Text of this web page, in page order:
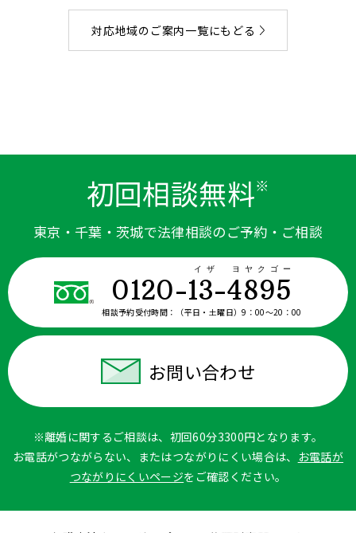
対応地域のご案内一覧にもどる
初回相談無料※
東京・千葉・茨城で法律相談のご予約・ご相談
0120-13-4895
イザ ヨヤクゴー
相談予約受付時間： （平日・土曜日）9：00〜20：00
お問い合わせ
※離婚に関するご相談は、初回60分3300円となります。
お電話がつながらない、またはつながりにくい場合は、
お電話が
つながりにくいページをご確認ください。